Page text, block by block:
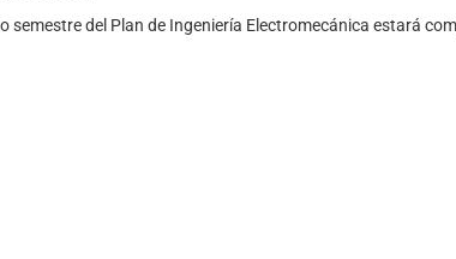
del Plan de Ingeniería Electromecánica estará